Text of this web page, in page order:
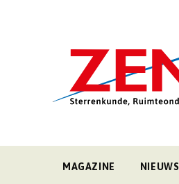
MAGAZINE NIEUWS